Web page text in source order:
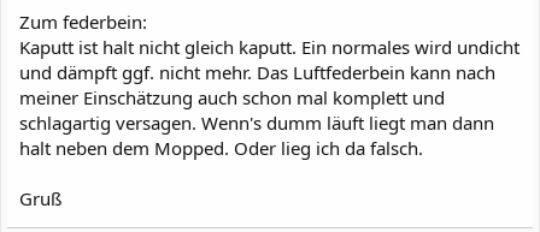
Zum federbein:
Kaputt ist halt nicht gleich kaputt. Ein normales wird undicht
und dämpft ggf. nicht mehr. Das Luftfederbein kann nach
meiner Einschätzung auch schon mal komplett und
schlagartig versagen. Wenn's dumm läuft liegt man dann
halt neben dem Mopped. Oder lieg ich da falsch.
Gruß